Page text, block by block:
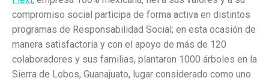
compromiso social participa de forma activa en distintos
programas de Responsabilidad Social; en esta ocasión de
manera satisfactoria y con el apoyo de más de 120
colaboradores y sus familias, plantaron 1000 árboles en la
Sierra de Lobos, Guanajuato, lugar considerado como uno